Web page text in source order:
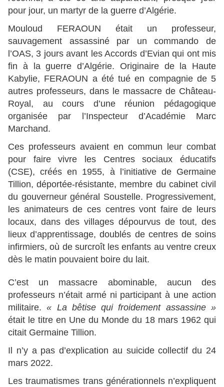
pour jour, un martyr de la guerre d’Algérie.
Mouloud FERAOUN était un professeur,
sauvagement assassiné par un commando de
l’OAS, 3 jours avant les Accords d’Evian qui ont mis
fin à la guerre d’Algérie. Originaire de la Haute
Kabylie, FERAOUN a été tué en compagnie de 5
autres professeurs, dans le massacre de Château-
Royal, au cours d’une réunion pédagogique
organisée par l’Inspecteur d’Académie Marc
Marchand.
Ces professeurs avaient en commun leur combat
pour faire vivre les Centres sociaux éducatifs
(CSE), créés en 1955, à l’initiative de Germaine
Tillion, déportée-résistante, membre du cabinet civil
du gouverneur général Soustelle. Progressivement,
les animateurs de ces centres vont faire de leurs
locaux, dans des villages dépourvus de tout, des
lieux d’apprentissage, doublés de centres de soins
infirmiers, où de surcroît les enfants au ventre creux
dès le matin pouvaient boire du lait.
C’est un massacre abominable, aucun des
professeurs n’était armé ni participant à une action
militaire.« La bêtise qui froidement assassine »
était le titre en Une du Monde du 18 mars 1962 qui
citait Germaine Tillion.
Il n’y a pas d’explication au suicide collectif du 24
mars 2022.
Les traumatismes trans générationnels n’expliquent